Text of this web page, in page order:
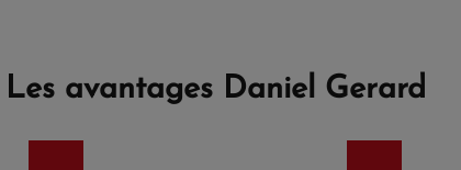
Les avantages Daniel Gerard